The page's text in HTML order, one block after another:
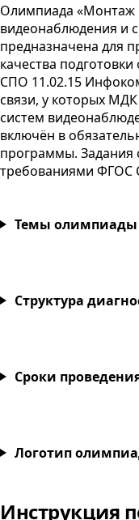
Олимпиада «Монтаж
видеонаблюдения и
предназначена для
качества
СПО 11.02.15
связи, у которых МДК
систем
включён в
программы. Задания
требованиями ФГОС
Темы олимпиады
Структура
Сроки
Логотип
Монтаж и
Инструкция